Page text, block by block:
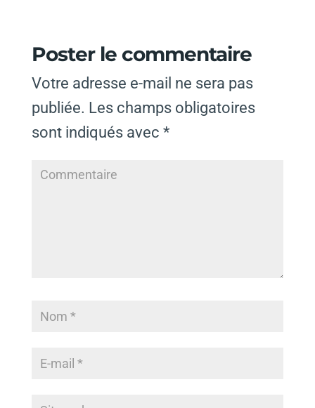
Poster le commentaire
Votre adresse e-mail ne sera pas
publiée. Les champs obligatoires
sont indiqués avec *